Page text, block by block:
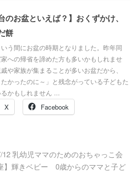
のお盆といえば？】おくずかけ、
餅
う間にお盆の時期となりました。昨年同
への帰省を諦めた方も多いかもしれませ
や家族が集まることが多いお盆だから、
たかったのに～」と残念がっている子どもた
かもしれません ...
X
Facebook
12 乳幼児ママのためのおちゃっこ会
】輝きベビー 0歳からのママと子ど